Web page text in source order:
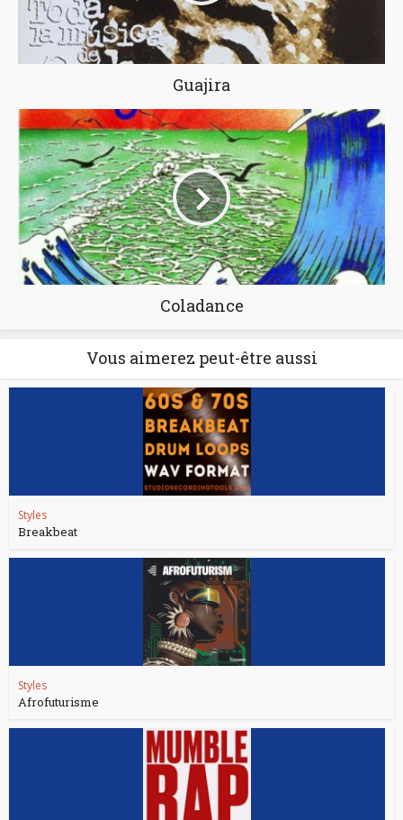
Guajira
Coladance
Vous aimerez peut-être aussi
Styles
Breakbeat
Styles
Afrofuturisme